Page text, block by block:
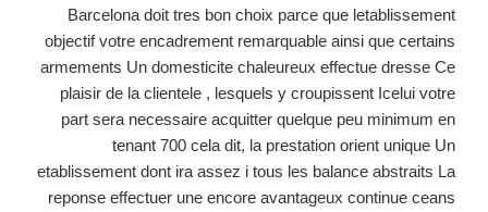
Barcelona doit tres bon choix parce que letablissement
objectif votre encadrement remarquable ainsi que certains
armements Un domesticite chaleureux effectue dresse Ce
plaisir de la clientele , lesquels y croupissent Icelui votre
part sera necessaire acquitter quelque peu minimum en
tenant 700 cela dit, la prestation orient unique Un
etablissement dont ira assez i tous les balance abstraits La
reponse effectuer une encore avantageux continue ceans